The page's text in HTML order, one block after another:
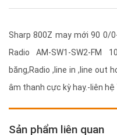
Sharp 800Z may mới 90 0/
Radio AM-SW1-SW2-
băng,Radio ,line in ,line out
âm thanh cực kỳ hay.-liên hệ
Sản phẩm liên quan